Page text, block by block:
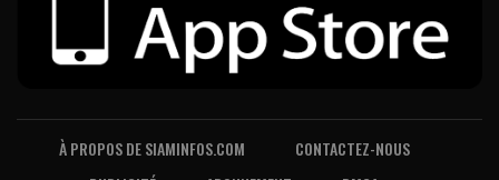
À PROPOS DE SIAMINFOS.COM
CONTACTEZ-NOUS